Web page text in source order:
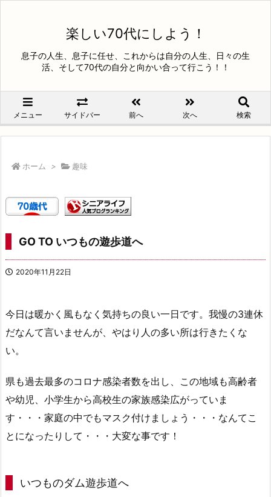
楽しい70代にしよう！
息子の人生、息子に任せ、これからは自分の人生、日々の生
活、そして70代の自分と向かい合って行こう！！
メニュー サイドバー 前へ 次へ 検索
ホーム > 趣味
GO TO いつもの遊歩道へ
2020年11月22日
今日は暖かく風もなく気持ちの良い一日です。我慢の3連休
だなんて言いませんが、やはり人の多い所は行きたくな
い。
県も過去最多のコロナ感染者数を出し、この地域も高齢者
や幼児、小学生から高校生の家族感染広がっていま
す・・・家庭の中でもマスク付けましょう・・・なんてこ
とになったりして・・・大変な事です！
いつものダム遊歩道へ